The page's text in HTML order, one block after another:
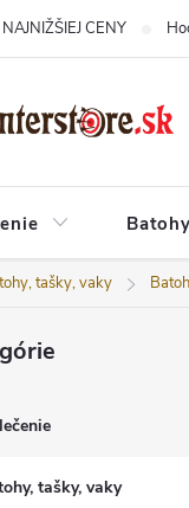
CENY
tašky, vaky
tašky, vaky